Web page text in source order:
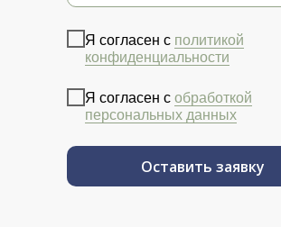
Я согласен с политикой
конфиденциальности
Я согласен с обработкой
персональных данных
Оставить заявку